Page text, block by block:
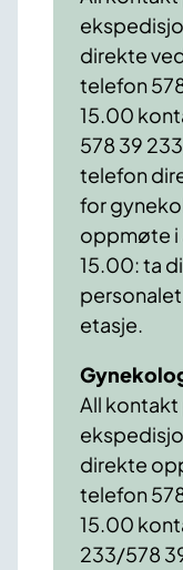
direkte
telefon
15.00
578 39
telefon
for
oppmøte i
15.00: ta
etasje.
All
direkte
telefon
15.00
233/578